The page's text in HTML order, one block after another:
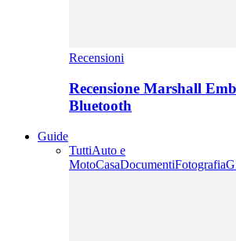
Recensioni
Recensione Marshall
Bluetooth
Guide
TuttiAuto e
MotoCasaDocumentiFotografia